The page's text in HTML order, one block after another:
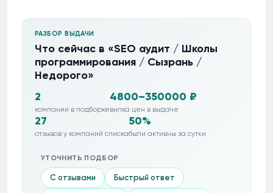
РАЗБОР ВЫДАЧИ
Что сейчас в «SEO аудит / Школы
программирования / Сызрань /
Недорого»
2
компании в подборке
4800–350000 ₽
вилка цен в выдаче
27
отзывов у компаний списка
50%
были активны за сутки
УТОЧНИТЬ ПОДБОР
С отзывами Быстрый ответ